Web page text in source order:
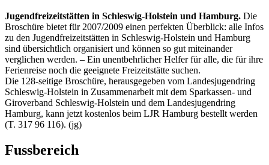
Jugendfreizeitstätten in Schleswig-Holstein und Hamburg. Die
Broschüre bietet für 2007/2009 einen perfekten Überblick: alle Infos
zu den Jugendfreizeitstätten in Schleswig-Holstein und Hamburg
sind übersichtlich organisiert und können so gut miteinander
verglichen werden. – Ein unentbehrlicher Helfer für alle, die für ihre
Ferienreise noch die geeignete Freizeitstätte suchen.
Die 128-seitige Broschüre, herausgegeben vom Landesjugendring
Schleswig-Holstein in Zusammenarbeit mit dem Sparkassen- und
Giroverband Schleswig-Holstein und dem Landesjugendring
Hamburg, kann jetzt kostenlos beim LJR Hamburg bestellt werden
(T. 317 96 116). (jg)
Fussbereich